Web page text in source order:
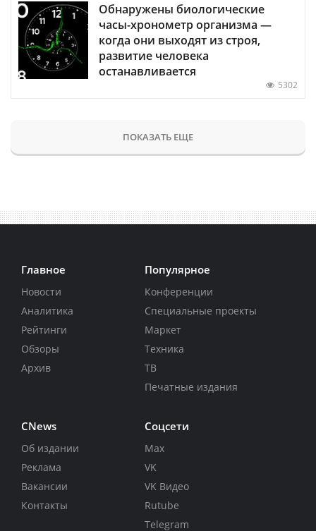
Обнаружены биологические
часы-хронометр организма —
когда они выходят из строя,
развитие человека
останавливается
5302
ПОКАЗАТЬ ЕЩЕ
Главное
Новости
Аналитика
Рейтинги
Обзоры
Архив
Популярное
Конференции
Специальные проекты
Маркет
Техника
ТВ
Печатные издания
CNews
Об издании
Реклама
Вакансии
Контакты
Соцсети
Max
VK
VK Видео
Rutube
Telegram